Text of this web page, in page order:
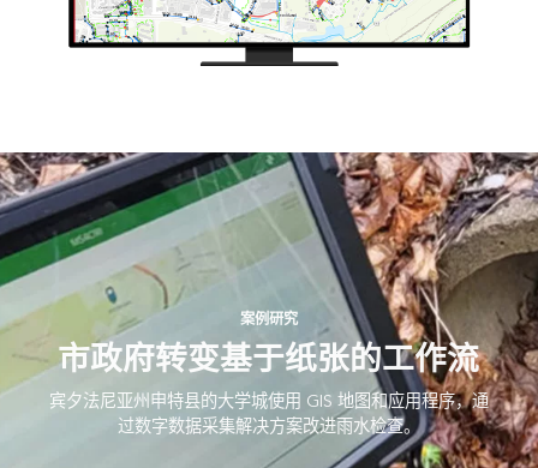
案例研究
市政府转变基于纸张的工作流
宾夕法尼亚州申特县的大学城使用 GIS 地图和应用程序，通
过数字数据采集解决方案改进雨水检查。